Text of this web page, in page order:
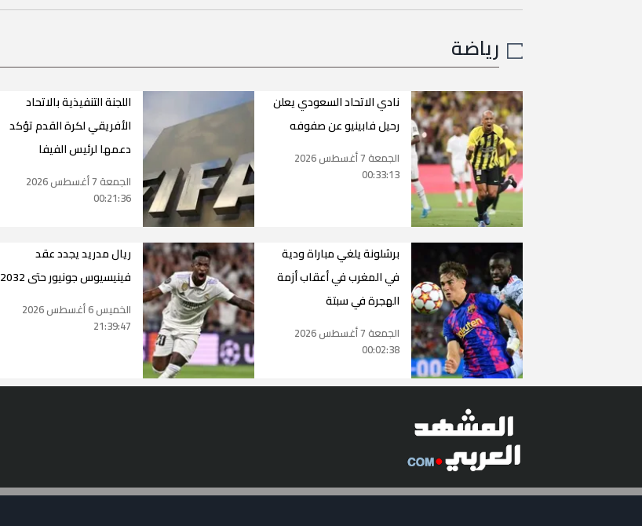
رياضة
نادي الاتحاد السعودي يعلن
رحيل فابينيو عن صفوفه
الجمعة 7 أغسطس 2026
00:33:13
اللجنة التنفيذية بالاتحاد
الأفريقي لكرة القدم تؤكد
دعمها لرئيس الفيفا
الجمعة 7 أغسطس 2026
00:21:36
برشلونة يلغي مباراة ودية
في المغرب في أعقاب أزمة
الهجرة في سبتة
الجمعة 7 أغسطس 2026
00:02:38
ريال مدريد يجدد عقد
فينيسيوس جونيور حتى 2032
الخميس 6 أغسطس 2026
21:39:47